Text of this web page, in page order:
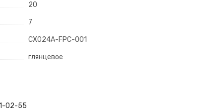
20
7
CX024A-FPC-001
глянцевое
02-55